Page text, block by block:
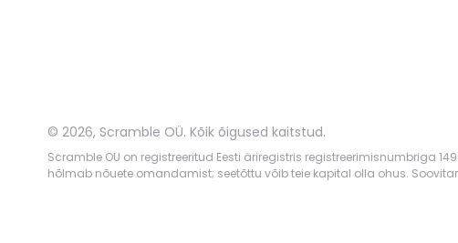
© 2026, Scramble OÜ. Kõik õigused kaitstud.
Scramble OU on registreeritud Eesti äriregistris registreerimisnumbriga
hõlmab nõuete omandamist; seetõttu võib teie kapital olla ohus.